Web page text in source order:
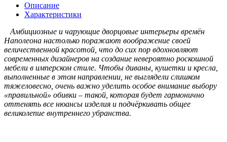
Описание
Характеристики
Амбициозные и чарующие дворцовые интерьеры времён
Наполеона настолько поражают воображение своей
величественной красотой, что до сих пор вдохновляют
современных дизайнеров на создание невероятно роскошной
мебели в имперском стиле. Чтобы диваны, кушетки и кресла,
выполненные в этом направлении, не выглядели слишком
тяжеловесно, очень важно уделить особое внимание выбору
«правильной» обивки – такой, которая будет гармонично
оттенять все нюансы изделия и подчёркивать общее
великолепие внутреннего убранства.